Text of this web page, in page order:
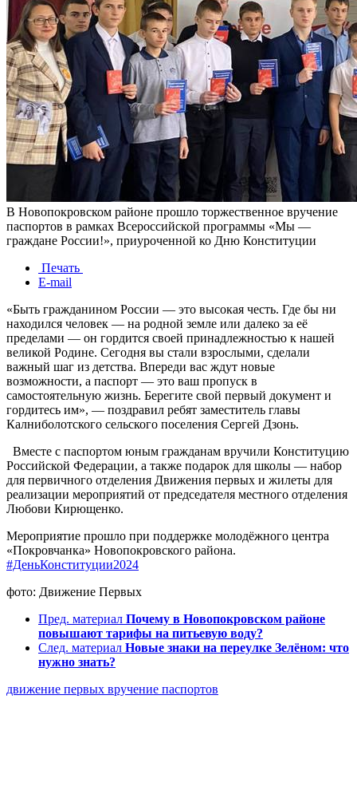
В Новопокровском районе прошло торжественное вручение
паспортов в рамках Всероссийской программы «Мы —
граждане России!», приуроченной ко Дню Конституции
Печать
E-mail
«Быть гражданином России — это высокая честь. Где бы ни
находился человек — на родной земле или далеко за её
пределами — он гордится своей принадлежностью к нашей
великой Родине. Сегодня вы стали взрослыми, сделали
важный шаг из детства. Впереди вас ждут новые
возможности, а паспорт — это ваш пропуск в
самостоятельную жизнь. Берегите свой первый документ и
гордитесь им», — поздравил ребят заместитель главы
Калниболотского сельского поселения Сергей Дзонь.
Вместе с паспортом юным гражданам вручили Конституцию
Российской Федерации, а также подарок для школы — набор
для первичного отделения Движения первых и жилеты для
реализации мероприятий от председателя местного отделения
Любови Кирющенко.
Мероприятие прошло при поддержке молодёжного центра
«Покровчанка» Новопокровского района.
#ДеньКонституции2024
фото: Движение Первых
Пред. материал Почему в Новопокровском районе
повышают тарифы на питьевую воду?
След. материал Новые знаки на переулке Зелёном: что
нужно знать?
движение первых вручение паспортов